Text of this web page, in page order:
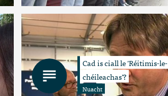
Cad is ciall le 'Réitimis-le-
chéileachas'?
Nuacht